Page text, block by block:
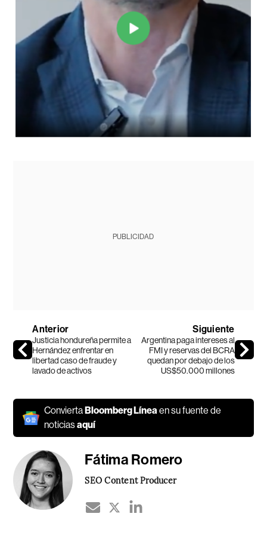
PUBLICIDAD
Anterior
Justicia hondureña permite a
Hernández enfrentar en
libertad caso de fraude y
lavado de activos
Siguiente
Argentina paga intereses al
FMI y reservas del BCRA
quedan por debajo de los
US$50.000 millones
Convierta Bloomberg Líneaen su fuente de
noticiasaquí
Fátima Romero
SEO Content Producer